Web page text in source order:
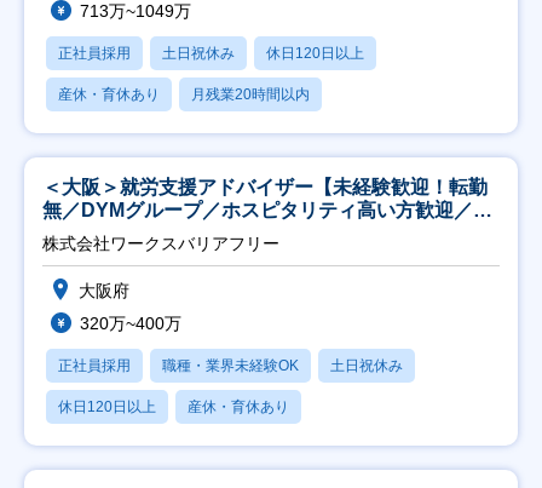
713万~1049万
正社員採用 土日祝休み 休日120日以上
産休・育休あり 月残業20時間以内
＜大阪＞就労支援アドバイザー【未経験歓迎！転勤
無／DYMグループ／ホスピタリティ高い方歓迎／土
日祝】
株式会社ワークスバリアフリー
大阪府
320万~400万
正社員採用 職種・業界未経験OK 土日祝休み
休日120日以上 産休・育休あり